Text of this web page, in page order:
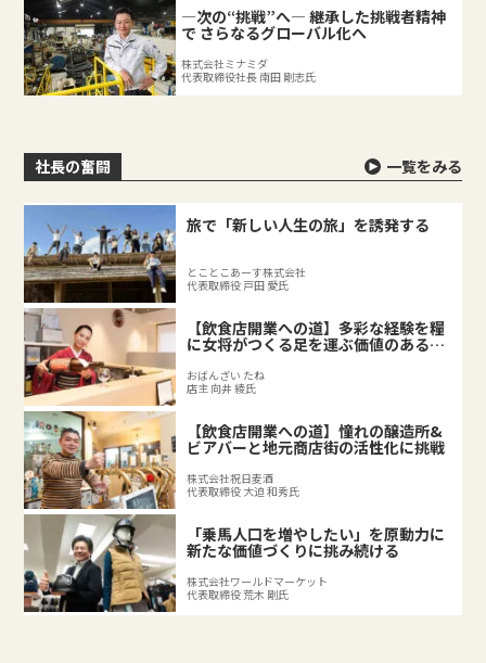
―次の“挑戦”へ― 継承した挑戦者精神
で さらなるグローバル化へ
株式会社ミナミダ
代表取締役社長 南田 剛志氏
社長の奮闘 一覧をみる
旅で「新しい人生の旅」を誘発する
とことこあーす株式会社
代表取締役 戸田 愛氏
【飲食店開業への道】多彩な経験を糧
に女将がつくる足を運ぶ価値のある料
理店
おばんざい たね
店主 向井 綾氏
【飲食店開業への道】憧れの醸造所&
ビアバーと地元商店街の活性化に挑戦
株式会社祝日麦酒
代表取締役 大迫 和秀氏
「乗馬人口を増やしたい」を原動力に
新たな価値づくりに挑み続ける
株式会社ワールドマーケット
代表取締役 荒木 剛氏